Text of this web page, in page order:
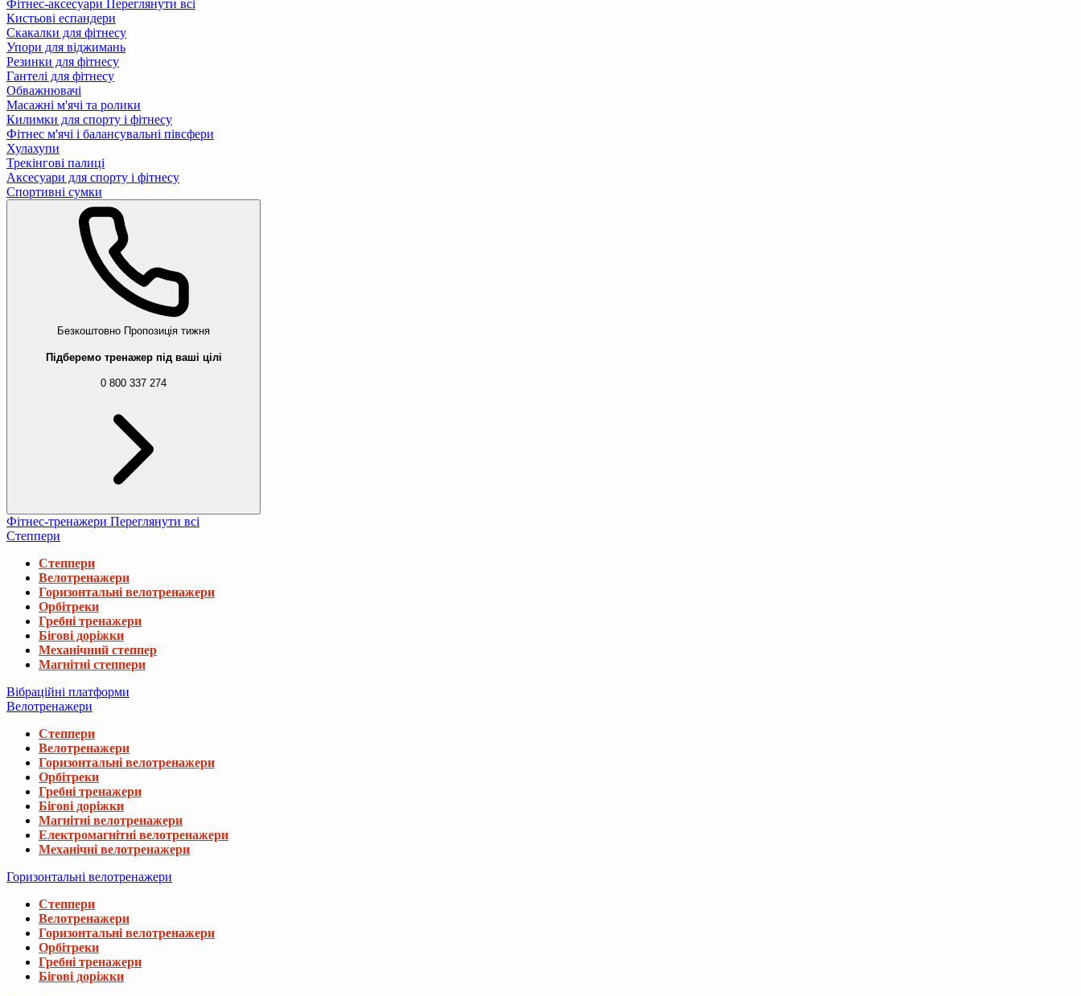
Фітнес-аксесуари
Переглянути всі
Кистьові еспандери
Скакалки для фітнесу
Упори для віджимань
Резинки для фітнесу
Гантелі для фітнесу
Обважнювачі
Масажні м'ячі та ролики
Килимки для спорту і фітнесу
Фітнес м'ячі і балансувальні півсфери
Хулахупи
Трекінгові палиці
Аксесуари для спорту і фітнесу
Спортивні сумки
Безкоштовно Пропозиція тижня
Підберемо тренажер під ваші цілі
0 800 337 274
Фітнес-тренажери Переглянути всі
Степпери
Степпери
Велотренажери
Горизонтальні велотренажери
Орбітреки
Гребні тренажери
Бігові доріжки
Механічний степпер
Магнітні степпери
Вібраційні платформи
Велотренажери
Степпери
Велотренажери
Горизонтальні велотренажери
Орбітреки
Гребні тренажери
Бігові доріжки
Магнітні велотренажери
Електромагнітні велотренажери
Механічні велотренажери
Горизонтальні велотренажери
Степпери
Велотренажери
Горизонтальні велотренажери
Орбітреки
Гребні тренажери
Бігові доріжки